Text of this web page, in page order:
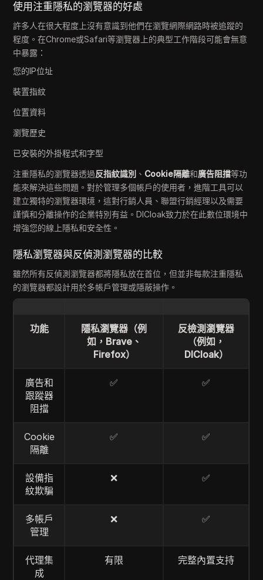
使用注重隱私的瀏覽器的好處
許多人在很大程度上沒有意識到他們在瀏覽網際網路時被追蹤的
程度。在Chrome或Safari等瀏覽器上的典型工作階段可能會無意
中暴露：
您的IP位址
裝置指紋
位置資料
瀏覽歷史
已安裝的外掛程式和字型
注重隱私的瀏覽器透過反指紋識別 、 Cookie隔離和廣告阻擋等功
能來解決這些問題。對於管理多個帳戶的使用者，進階工具可以
建立獨特的瀏覽器環境，這對行銷人員、聯盟行銷經理以及需要
謹慎和分離操作的企業特別有益。DICloak致力於在此數位環境中
增強您的線上隱私和安全性。
隱私瀏覽器與反偵測瀏覽器的比較
雖然所有反偵測瀏覽器都將隱私放在首位，但並非每款注重隱私
的瀏覽器都設計用於多帳戶管理或隱蔽操作。
功能
隱私瀏覽器（例
如，Brave、
Firefox）
反檢測瀏覽器
（例如，
DICloak）
廣告和
跟蹤器
阻擋
✅ ✅
Cookie
隔離
✅ ✅
設備指
紋欺騙
❌ ✅
多帳戶
管理
❌ ✅
代理集
成
有限 完整內置支持